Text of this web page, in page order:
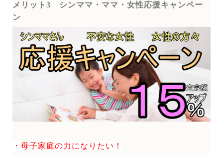
メリット3
シンママ・ママ・女性応援キャンペー
ン
・母子家庭の力になりたい！